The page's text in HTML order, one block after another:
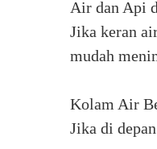
Air dan Api
Jika keran
mudah
Kolam Air
Jika di